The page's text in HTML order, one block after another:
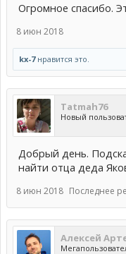
Огромное спасибо.
8 июн 2018
kx-7нравится это.
Тatmah76
Новый
Добрый день.
найти отца деда
8 июн 2018 Последнее
Алексей